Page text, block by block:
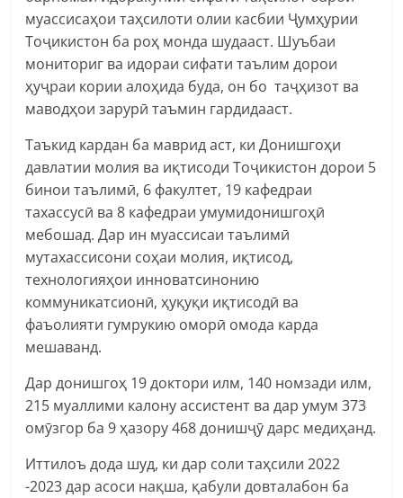
муассисаҳои таҳсилоти олии касбии Ҷумҳурии
Тоҷикистон ба роҳ монда шудааст. Шуъбаи
мониториг ва идораи сифати таълим дорои
ҳуҷраи кории алоҳида буда, он бо таҷҳизот ва
маводҳои зарурӣ таъмин гардидааст.
Таъкид кардан ба маврид аст, ки Донишгоҳи
давлатии молия ва иқтисоди Тоҷикистон дорои 5
бинои таълимӣ, 6 факултет, 19 кафедраи
тахассусӣ ва 8 кафедраи умумидонишгоҳӣ
мебошад. Дар ин муассисаи таълимӣ
мутахассисони соҳаи молия, иқтисод,
технологияҳои инноватсинонию
коммуникатсионӣ, ҳуқуқи иқтисодӣ ва
фаъолияти гумрукию оморӣ омода карда
мешаванд.
Дар донишгоҳ 19 доктори илм, 140 номзади илм,
215 муаллими калону ассистент ва дар умум 373
омӯзгор ба 9 ҳазору 468 донишҷӯ дарс медиҳанд.
Иттилоъ дода шуд, ки дар соли таҳсили 2022
-2023 дар асоси нақша, қабули довталабон ба